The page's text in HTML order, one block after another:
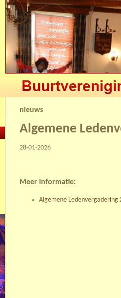
nieuws
Algemene
28-01-2026
Meer informatie:
Algemene Ledenvergadering